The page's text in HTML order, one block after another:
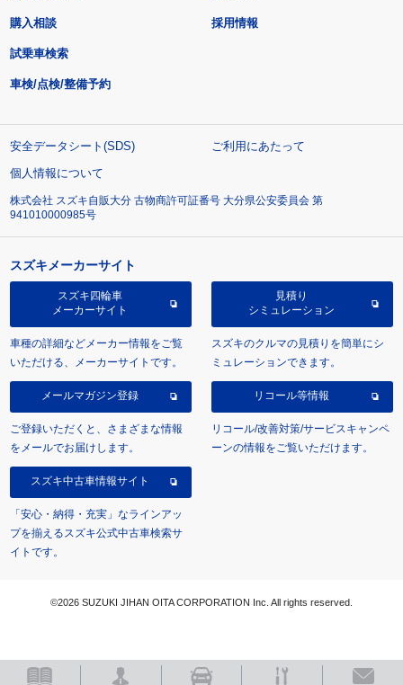
購入相談
試乗車検索
車検/点検/整備予約
採用情報
安全データシート(SDS)
ご利用にあたって
個人情報について
株式会社 スズキ自販大分 古物商許可証番号 大分県公安委員会 第
941010000985号
スズキメーカーサイト
スズキ四輪車
メーカーサイト
車種の詳細などメーカー情報をご覧
いただける、メーカーサイトです。
見積り
シミュレーション
スズキのクルマの見積りを簡単にシ
ミュレーションできます。
メールマガジン登録
ご登録いただくと、さまざまな情報
をメールでお届けします。
リコール等情報
リコール/改善対策/サービスキャンペ
ーンの情報をご覧いただけます。
スズキ中古車情報サイト
「安心・納得・充実」なラインアッ
プを揃えるスズキ公式中古車検索サ
イトです。
©2026 SUZUKI JIHAN OITA CORPORATION Inc. All rights reserved.